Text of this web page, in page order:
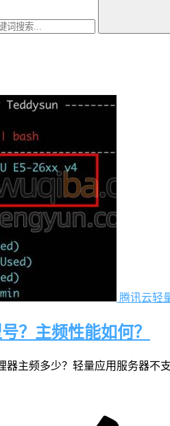
腾讯云轻
？主频性能如何？
主频多少？轻量应用服务器